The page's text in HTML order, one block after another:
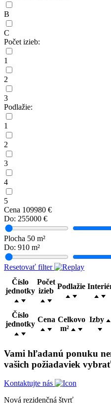
B
C
Počet izieb:
1
2
3
Podlažie:
1
2
3
4
5
Cena 109980 €
Do: 255000 €
Plocha 50 m²
Do: 910 m²
Resetovať filter
Číslo
jednotky
Počet
izieb
Podlažie
Číslo
jednotky
Cena Celkovo
m²
Izby
Vami hľadanú ponuku
vašich požiadaviek
Kontaktujte nás
Nová rezidenčná štvrť